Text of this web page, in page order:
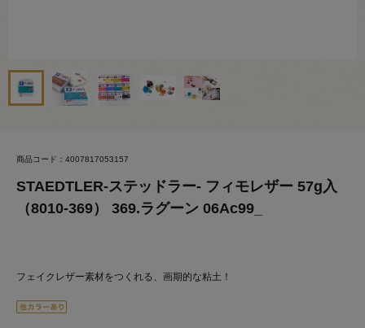
商品コード：4007817053157
STAEDTLER-ステッドラー- フィモレザー 57g入
（8010-369） 369.ラグーン 06Ac99_
フェイクレザー素材をつくれる、画期的な粘土！